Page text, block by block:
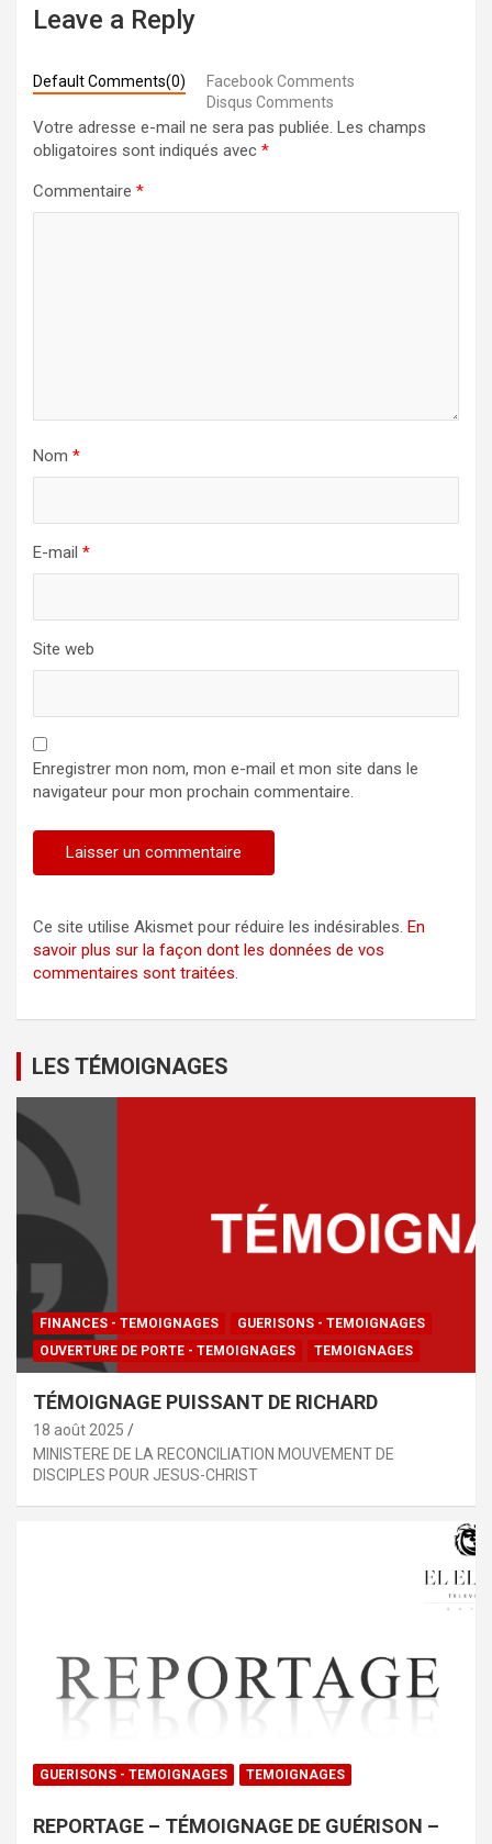
Leave a Reply
Default Comments(0)
Facebook Comments
Disqus Comments
Votre adresse e-mail ne sera pas publiée. Les champs
obligatoires sont indiqués avec *
Commentaire *
Nom *
E-mail *
Site web
Enregistrer mon nom, mon e-mail et mon site dans le
navigateur pour mon prochain commentaire.
Ce site utilise Akismet pour réduire les indésirables. En
savoir plus sur la façon dont les données de vos
commentaires sont traitées.
LES TÉMOIGNAGES
FINANCES - TEMOIGNAGES
GUERISONS - TEMOIGNAGES
OUVERTURE DE PORTE - TEMOIGNAGES
TEMOIGNAGES
TÉMOIGNAGE PUISSANT DE RICHARD
18 août 2025
MINISTERE DE LA RECONCILIATION MOUVEMENT DE
DISCIPLES POUR JESUS-CHRIST
GUERISONS - TEMOIGNAGES TEMOIGNAGES
REPORTAGE – TÉMOIGNAGE DE GUÉRISON –